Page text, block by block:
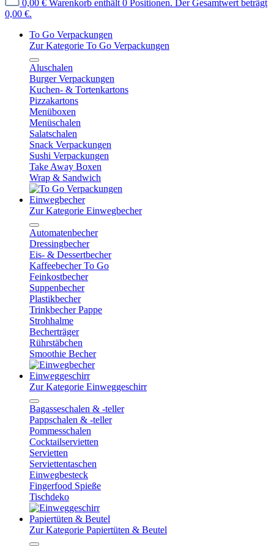
0,00 € Warenkorb enthält 0 Positionen. Der Gesamtwert beträgt
0,00 €.
To Go Verpackungen
Zur Kategorie To Go Verpackungen
Aluschalen
Burger Verpackungen
Kuchen- & Tortenkartons
Pizzakartons
Menüboxen
Menüschalen
Salatschalen
Snack Verpackungen
Sushi Verpackungen
Take Away Boxen
Wrap & Sandwich
Einwegbecher
Zur Kategorie Einwegbecher
Automatenbecher
Dressingbecher
Eis- & Dessertbecher
Kaffeebecher To Go
Feinkostbecher
Suppenbecher
Plastikbecher
Trinkbecher Pappe
Strohhalme
Becherträger
Rührstäbchen
Smoothie Becher
Einweggeschirr
Zur Kategorie Einweggeschirr
Bagasseschalen & -teller
Pappschalen & -teller
Pommesschalen
Cocktailservietten
Servietten
Serviettentaschen
Einwegbesteck
Fingerfood Spieße
Tischdeko
Papiertüten & Beutel
Zur Kategorie Papiertüten & Beutel